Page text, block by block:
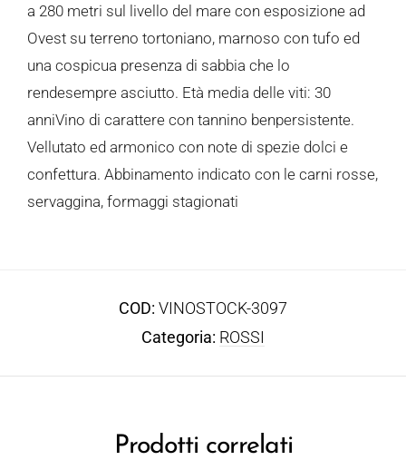
a 280 metri sul livello del mare con esposizione ad
Ovest su terreno tortoniano, marnoso con tufo ed
una cospicua presenza di sabbia che lo
rendesempre asciutto. Età media delle viti: 30
anniVino di carattere con tannino benpersistente.
Vellutato ed armonico con note di spezie dolci e
confettura. Abbinamento indicato con le carni rosse,
servaggina, formaggi stagionati
COD: VINOSTOCK-3097
Categoria: ROSSI
Prodotti correlati